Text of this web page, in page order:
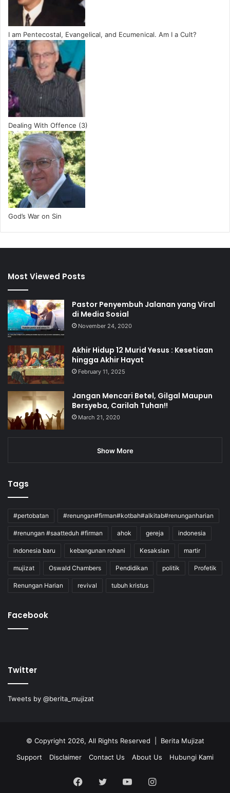
I am Pentecostal, Evangelical, and Ecumenical. Am I a Cult?
Dealing With Offence (3)
God’s War on Sin
Most Viewed Posts
Pastor Penyembuh Jalanan yang Viral
di Media Sosial
November 24, 2020
Akhir Hidup 12 Murid Yesus : Kesetiaan
hingga Akhir Hayat
February 11, 2025
Jangan Mencari Betel, Gilgal Maupun
Bersyeba, Carilah Tuhan!!
March 21, 2020
Show More
Tags
#pertobatan #renungan#firman#kotbah#alkitab#renunganharian
#renungan #saatteduh #firman ahok gereja indonesia
indonesia baru kebangunan rohani Kesaksian martir
mujizat Oswald Chambers Pendidikan politik Profetik
Renungan Harian revival tubuh kristus
Facebook
Twitter
Tweets by @berita_mujizat
© Copyright 2026, All Rights Reserved | Berita Mujizat
Support
Disclaimer Contact Us About Us Hubungi Kami
Facebook
Twitter YouTubeInstagram